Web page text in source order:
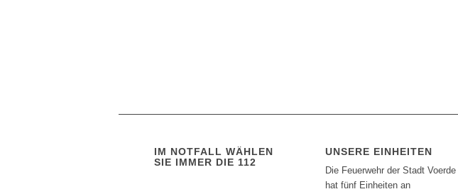
IM NOTFALL WÄHLEN
SIE IMMER DIE 112
UNSERE EINHEITEN
Die Feuerwehr der Stadt Voerde
hat fünf Einheiten an